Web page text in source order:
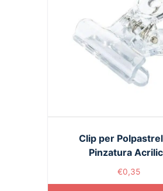
Clip per
Pinzatura
€0,35